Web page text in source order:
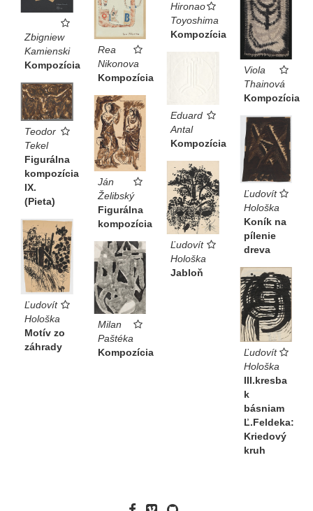
Zbigniew
Kamienski
Kompozícia
Rea
Nikonova
Kompozícia
Hironao
Toyoshima
Kompozícia
Viola
Thainová
Kompozícia
Eduard
Antal
Kompozícia
Teodor
Tekel
Figurálna
kompozícia
IX.
(Pieta)
Ján
Želibský
Figurálna
kompozícia
Ľudovít
Hološka
Koník na
pílenie
dreva
Ľudovít
Hološka
Jabloň
Ľudovít
Hološka
Motív zo
záhrady
Milan
Paštéka
Kompozícia
Ľudovít
Hološka
III.kresba
k
básniam
Ľ.Feldeka:
Kriedový
kruh